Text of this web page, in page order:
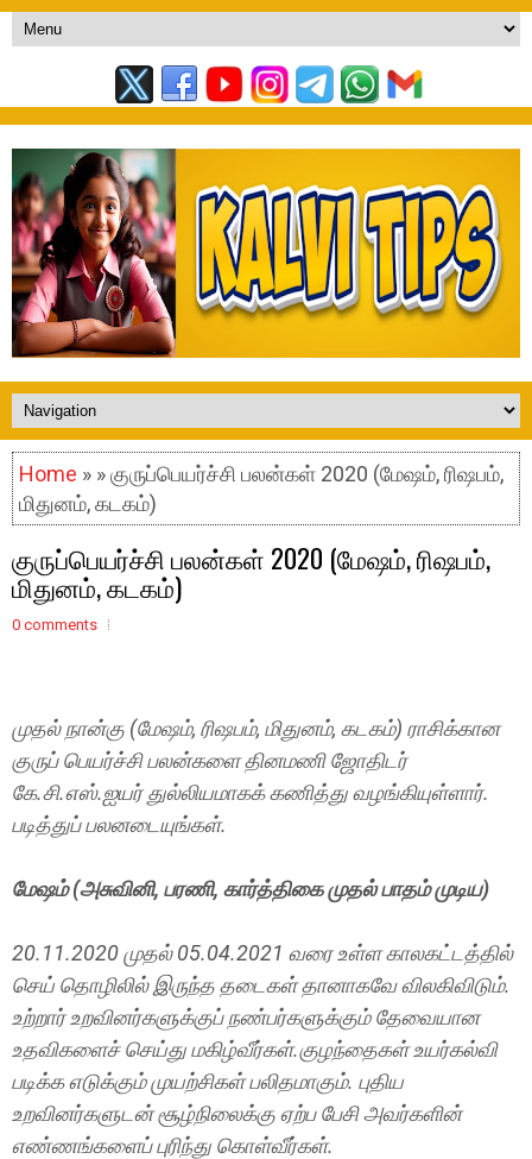
Home » » குருப்பெயர்ச்சி பலன்கள் 2020 (மேஷம், ரிஷபம்,
மிதுனம், கடகம்)
குருப்பெயர்ச்சி பலன்கள் 2020 (மேஷம், ரிஷபம்,
மிதுனம், கடகம்)
0 comments
முதல் நான்கு (மேஷம், ரிஷபம், மிதுனம், கடகம்) ராசிக்கான
குருப் பெயர்ச்சி பலன்களை தினமணி ஜோதிடர்
கே.சி.எஸ்.ஐயர் துல்லியமாகக் கணித்து வழங்கியுள்ளார்.
படித்துப் பலனடையுங்கள்.
மேஷம் (அசுவினி, பரணி, கார்த்திகை முதல் பாதம் முடிய)
20.11.2020 முதல் 05.04.2021 வரை உள்ள காலகட்டத்தில்
செய் தொழிலில் இருந்த தடைகள் தானாகவே விலகிவிடும்.
உற்றார் உறவினர்களுக்குப் நண்பர்களுக்கும் தேவையான
உதவிகளைச் செய்து மகிழ்வீர்கள்.குழந்தைகள் உயர்கல்வி
படிக்க எடுக்கும் முயற்சிகள் பலிதமாகும். புதிய
உறவினர்களுடன் சூழ்நிலைக்கு ஏற்ப பேசி அவர்களின்
எண்ணங்களைப் புரிந்து கொள்வீர்கள்.